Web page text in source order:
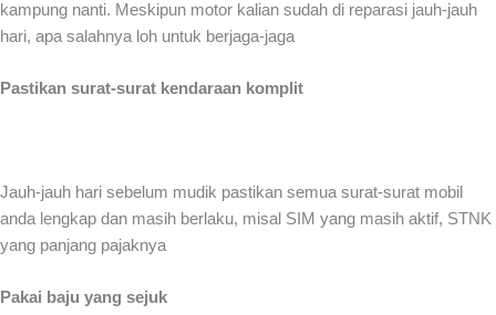
kampung nanti. Meskipun motor kalian sudah di reparasi jauh-jauh
hari, apa salahnya loh untuk berjaga-jaga
Pastikan surat-surat kendaraan komplit
Jauh-jauh hari sebelum mudik pastikan semua surat-surat mobil
anda lengkap dan masih berlaku, misal SIM yang masih aktif, STNK
yang panjang pajaknya
Pakai baju yang sejuk